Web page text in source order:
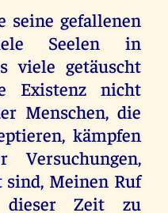
seine gefallenen
Seelen in
viele getäuscht
Existenz nicht
Menschen, die
kämpfen
sind, Meinen Ruf
Zeit zu